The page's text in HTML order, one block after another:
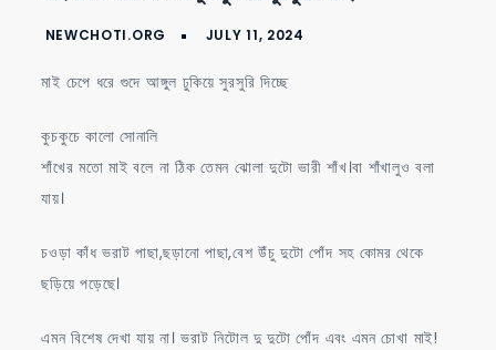
মাই চেপে ধরে গুদে আঙ্গুল ঢুকিয়ে সুরসুরি দিচ্ছে
কুচকুচে কালো সোনালি
শাঁখের মতো মাই বলে না ঠিক তেমন ঝোলা দুটো ভারী শাঁখ।বা শাঁখালুও বলা
যায়।
চওড়া কাঁধ ভরাট পাছা,ছড়ানো পাছা,বেশ উঁচু দুটো পোঁদ সহ কোমর থেকে
ছড়িয়ে পড়েছে।
এমন বিশেষ দেখা যায় না। ভরাট নিটোল দু দুটো পোঁদ এবং এমন চোখা মাই!